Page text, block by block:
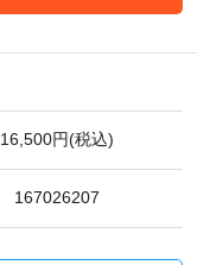
16,500円(税込)
167026207